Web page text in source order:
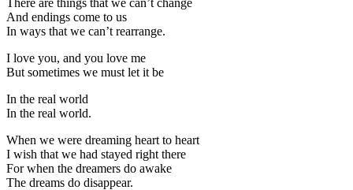
And endings come to us
In ways that we can’t rearrange.
I love you, and you love me
But sometimes we must let it be
In the real world
In the real world.
When we were dreaming heart to heart
I wish that we had stayed right there
For when the dreamers do awake
The dreams do disappear.